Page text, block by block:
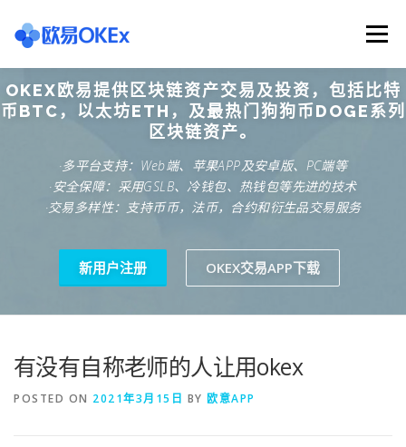
content
Menu
欧意交易所 关于欧意OKX 欧意APP下载
欧意注册网址 欧意交易下载 欧意团队
OKEX欧易提供区块链资产交易及投资，包括比特
币BTC，以太坊ETH，及最热门狗狗币DOGE系列
区块链资产。
·多平台支持：Web端、苹果APP及安卓版、PC端等
·安全保障：采用GSLB、冷钱包、热钱包等先进的技术
·交易多样性：支持币币，法币，合约和衍生品交易服务
新用户注册 OKEX交易APP下载
有没有自称老师的人让用okex
POSTED ON 2021年3月15日 BY 欧意APP